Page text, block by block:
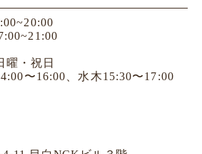
・祝日
〜16:00、水木15:30〜17:00